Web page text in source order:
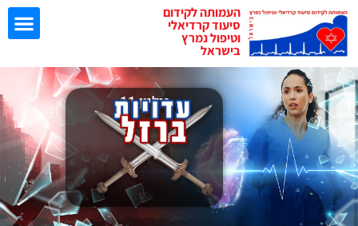
העמותה לקידום
סיעוד קרדיאלי
וטיפול נמרץ
בישראל
גיליון 11